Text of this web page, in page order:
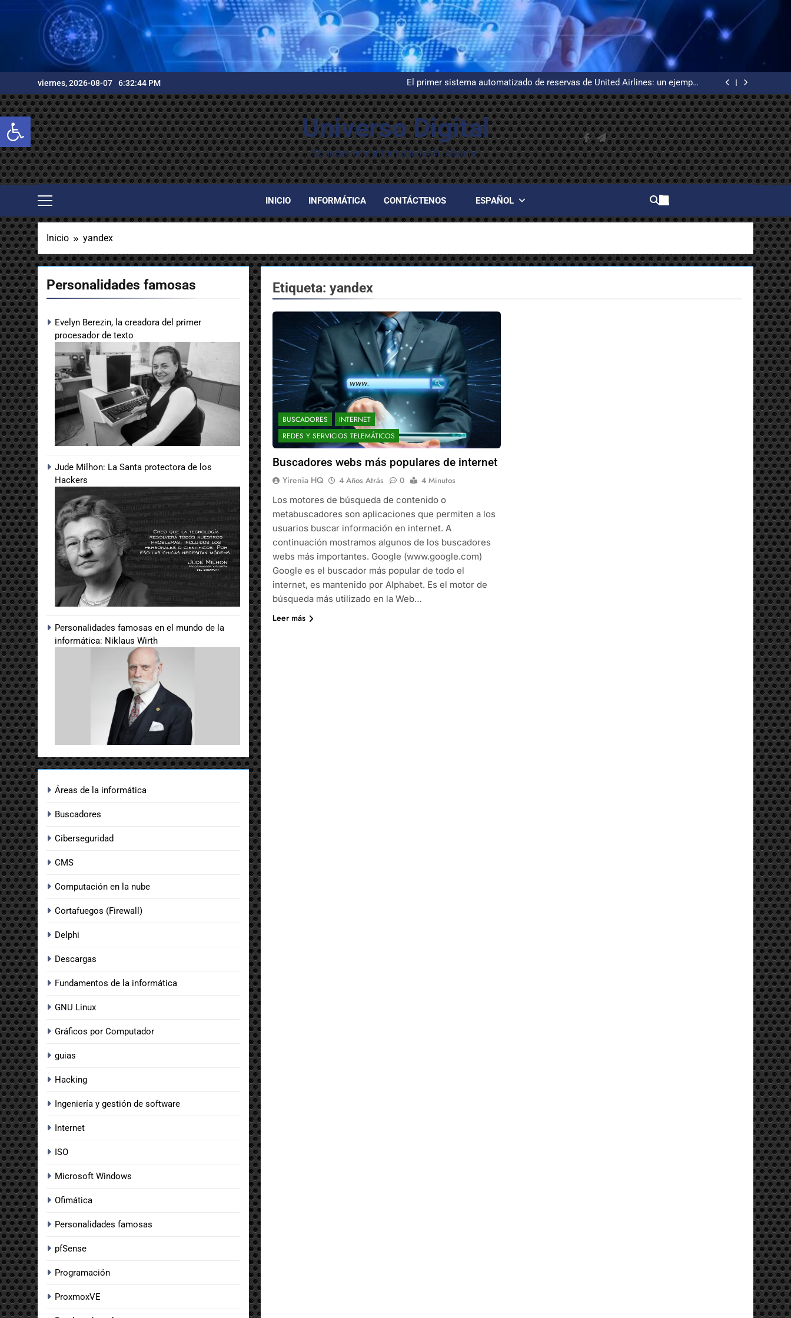
Abrir barra de herramientas
viernes, 2026-08-07 6:32:45 PM
Instalación y configuración de WordPress desde cero en un VPS Ubuntu con
certificados de Let’s Encrypt
Guía básica de redes informáticas desde cero
El primer sistema automatizado de reservas de United Airlines: un ejemplo
de alta disponibilidad
Evelyn Berezin, la creadora del primer procesador de texto
Instalación y configuración de WordPress desde cero en un VPS Ubuntu con
certificados de Let’s Encrypt
Guía básica de redes informáticas desde cero
El primer sistema automatizado de reservas de United Airlines: un ejemplo
de alta disponibilidad
Evelyn Berezin, la creadora del primer procesador de texto
Instalación y configuración de WordPress desde cero en un VPS Ubuntu con
certificados de Let’s Encrypt
Universo Digital
Conocimiento Informático A Tu Alcance
INICIO INFORMÁTICA CONTÁCTENOS ESPAÑOL
Inicio yandex
Personalidades famosas
Evelyn Berezin, la creadora del primer
procesador de texto
Jude Milhon: La Santa protectora de los
Hackers
Personalidades famosas en el mundo de la
informática: Niklaus Wirth
Áreas de la informática
Buscadores
Ciberseguridad
CMS
Computación en la nube
Cortafuegos (Firewall)
Delphi
Descargas
Fundamentos de la informática
GNU Linux
Gráficos por Computador
guias
Hacking
Ingeniería y gestión de software
Internet
ISO
Microsoft Windows
Ofimática
Personalidades famosas
pfSense
Programación
ProxmoxVE
Etiqueta: yandex
BUSCADORES
INTERNET
REDES Y SERVICIOS TELEMÁTICOS
Buscadores webs más populares de internet
Yirenia HQ 4 Años Atrás 0
4 Minutos
Los motores de búsqueda de contenido o
metabuscadores son aplicaciones que permiten a los
usuarios buscar información en internet. A
continuación mostramos algunos de los buscadores
webs más importantes. Google (www.google.com)
Google es el buscador más popular de todo el
internet, es mantenido por Alphabet. Es el motor de
búsqueda más utilizado en la Web​…
Leer más